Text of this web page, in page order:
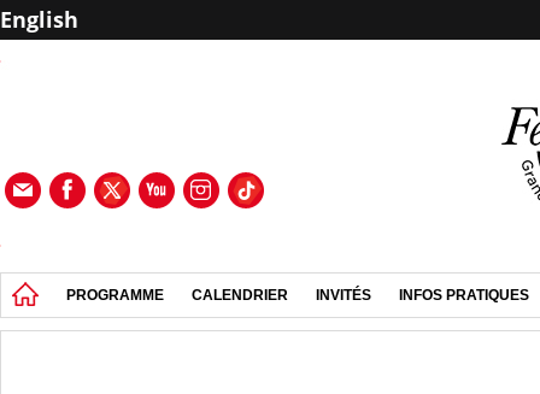
English
PROGRAMME CALENDRIER INVITÉS INFOS PRATIQUES